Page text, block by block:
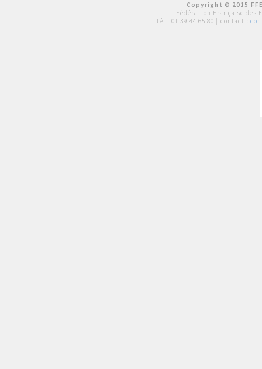
Copyright © 2015
Fédération Française des
tél : 01 39 44 65 80 | contact :